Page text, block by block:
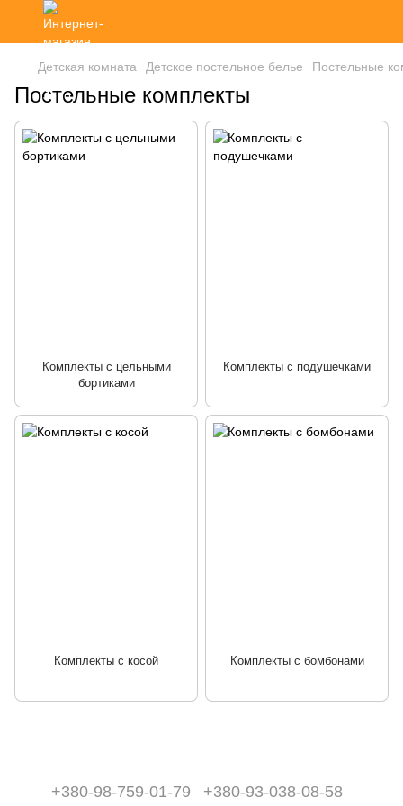
Детская комната Детское постельное белье Постельные
Постельные комплекты
Комплекты с цельными
бортиками
Комплекты с подушечками
Комплекты с косой Комплекты с бомбонами
+380-98-759-01-79 +380-93-038-08-58